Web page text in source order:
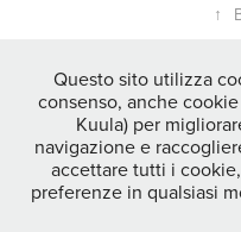
↑
© 2026 Kuki Media |
Questo sito utilizza
consenso, anche
Kuula) per
navigazione e
accettare tutti i
preferenze in qualsiasi